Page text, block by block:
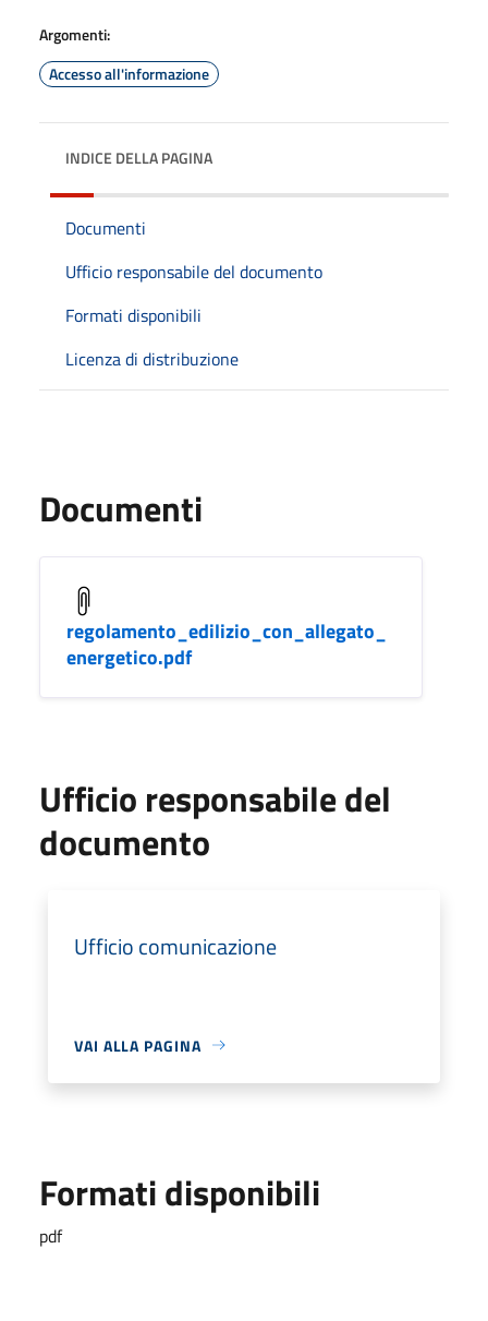
Argomenti:
Accesso all'informazione
INDICE DELLA PAGINA
Documenti
Ufficio responsabile del documento
Formati disponibili
Licenza di distribuzione
Documenti
regolamento_edilizio_con_allegato_
energetico.pdf
Ufficio responsabile del
documento
Ufficio comunicazione
VAI ALLA PAGINA
Formati disponibili
pdf